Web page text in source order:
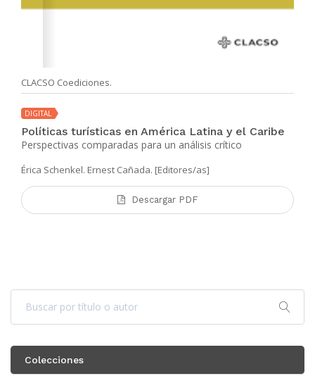
CLACSO Coediciones.
DIGITAL
Políticas turísticas en América Latina y el Caribe
Perspectivas comparadas para un análisis crítico
Érica Schenkel. Ernest Cañada. [Editores/as]
Descargar PDF
Colecciones